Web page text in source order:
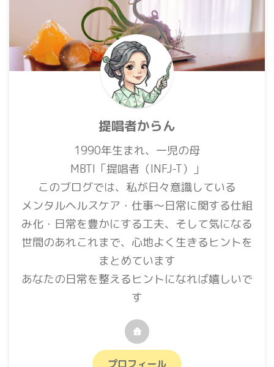
提唱者からん
1990年生まれ、一児の母
MBTI「提唱者（INFJ-T）」
このブログでは、私が日々意識している
メンタルヘルスケア・仕事〜日常に関する仕組
み化・日常を豊かにする工夫、そして気になる
世間のあれこれまで、心地よく生きるヒントを
まとめています
あなたの日常を整えるヒントになれば嬉しいで
す
プロフィール